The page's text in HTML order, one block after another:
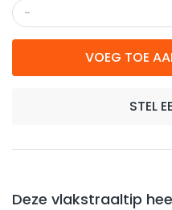
-
VOEG TOE
STEL
Deze vlakstraaltip